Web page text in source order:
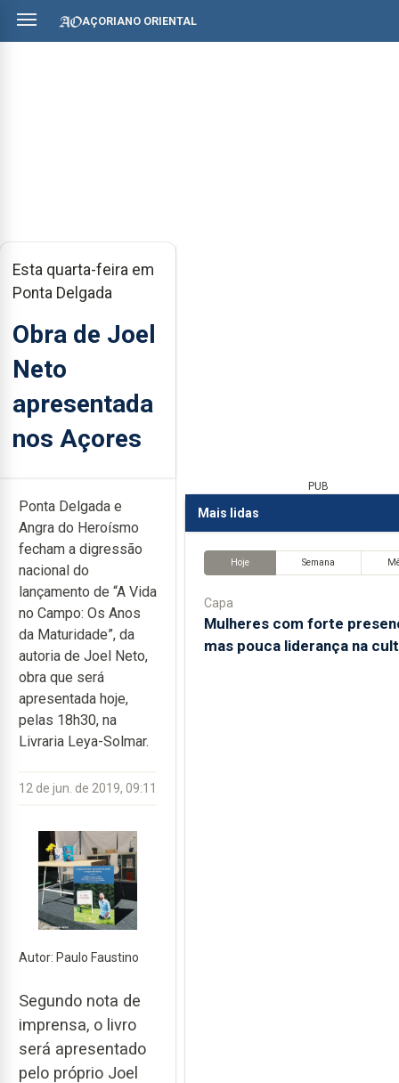
AÇORIANO ORIENTAL
Esta quarta-feira em
Ponta Delgada
Obra de Joel
Neto
apresentada
nos Açores
Ponta Delgada e
Angra do Heroísmo
fecham a digressão
nacional do
lançamento de “A Vida
no Campo: Os Anos
da Maturidade”, da
autoria de Joel Neto,
obra que será
apresentada hoje,
pelas 18h30, na
Livraria Leya-Solmar.
12 de jun. de 2019, 09:11
Autor: Paulo Faustino
Segundo nota de
imprensa, o livro
será apresentado
pelo próprio Joel
PUB
Mais lidas
Hoje Semana
Capa
Mulheres com forte
mas pouca liderança na